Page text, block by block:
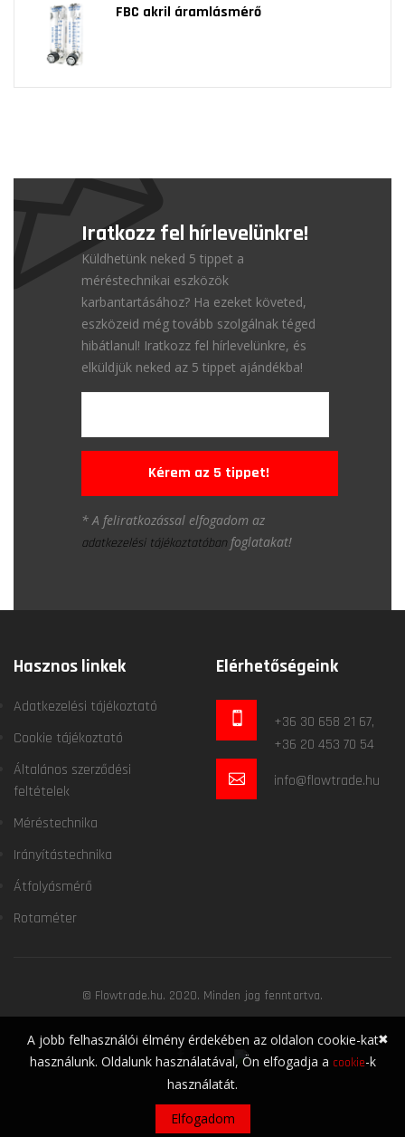
FBC akril áramlásmérő
Iratkozz fel hírlevelünkre!
Küldhetünk neked 5 tippet a
méréstechnikai eszközök
karbantartásához? Ha ezeket követed,
eszközeid még tovább szolgálnak téged
hibátlanul! Iratkozz fel hírlevelünkre, és
elküldjük neked az 5 tippet ajándékba!
Kérem az 5 tippet!
* A feliratkozással elfogadom az
adatkezelési tájékoztatóbanfoglatakat!
Hasznos linkek
Adatkezelési tájékoztató
Cookie tájékoztató
Általános szerződési
feltételek
Méréstechnika
Irányítástechnika
Átfolyásmérő
Rotaméter
Elérhetőségeink
+36 30 658 21 67,
+36 20 453 70 54
info@flowtrade.hu
© Flowtrade.hu. 2020. Minden jog fenntartva.
A jobb felhasználói élmény érdekében az oldalon cookie-kat
használunk. Oldalunk használatával, Ön elfogadja a cookie-k
használatát.
Elfogadom
✖